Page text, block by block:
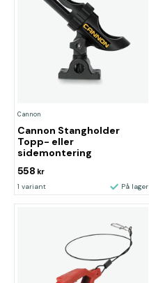
Cannon
Cannon Stangholder
Topp- eller
sidemontering
558 kr
1 variant På lager